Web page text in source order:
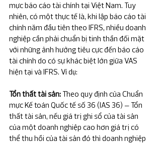
mực báo cáo tài chính tại Việt Nam. Tuy
nhiên, có một thực tế là, khi lập báo cáo tài
chính năm đầu tiên theo IFRS, nhiều doanh
nghiệp cần phải chuẩn bị tinh thần đối mặt
với những ảnh hưởng tiêu cực đến báo cáo
tài chính do có sự khác biệt lớn giữa VAS
hiện tại và IFRS. Ví dụ:
Tổn thất tài sản: Theo quy định của Chuẩn
mực Kế toán Quốc tế số 36 (IAS 36) – Tổn
thất tài sản, nếu giá trị ghi sổ của tài sản
của một doanh nghiệp cao hơn giá trị có
thể thu hồi của tài sản đó thì doanh nghiệp